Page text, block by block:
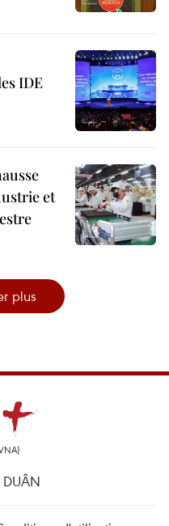
IDE
et
plus